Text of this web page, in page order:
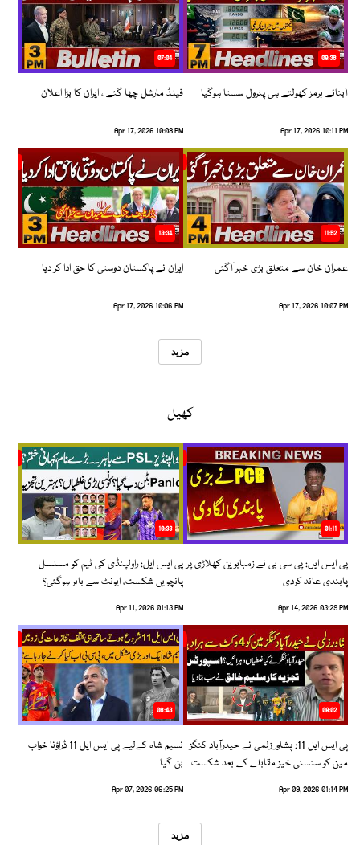
08:36
آبنائے ہرمز کھولتے ہی پٹرول سستا ہوگیا
Apr 17, 2026 10:11 PM
07:04
فیلڈ مارشل چھا گئے ، ایران کا بڑا اعلان
Apr 17, 2026 10:08 PM
11:52
عمران خان سے متعلق بڑی خبر آگئی
Apr 17, 2026 10:07 PM
13:34
ایران نے پاکستان دوستی کا حق ادا کر دیا
Apr 17, 2026 10:06 PM
مزید
کھیل
01:11
پی ایس ایل: پی سی بی نے زمبابوین کھلاڑی پر
پابندی عائد کردی
Apr 14, 2026 03:29 PM
10:33
پی ایس ایل: راولپنڈی کی ٹیم کو مسلسل
پانچویں شکست، ایونٹ سے باہر ہوگئی؟
Apr 11, 2026 01:13 PM
09:02
پی ایس ایل 11: پشاور زلمی نے حیدرآباد کنگز
مین کو سنسنی خیز مقابلے کے بعد شکست
Apr 09, 2026 01:14 PM
06:43
نسیم شاہ کےلیے پی ایس ایل 11 ڈراؤنا خواب
بن گیا
Apr 07, 2026 06:25 PM
مزید